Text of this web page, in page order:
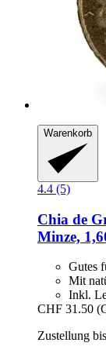
Warenkorb
4.4 (5)
Chia de
Minze,
Gutes
Mit
Inkl.
CHF 31.50
Zustellung